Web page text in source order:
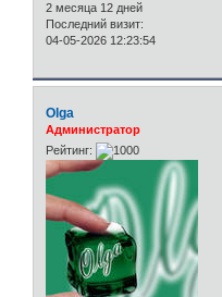
2 месяца 12 дней
Последний визит:
04-05-2026 12:23:54
Olga
Администратор
Рейтинг: